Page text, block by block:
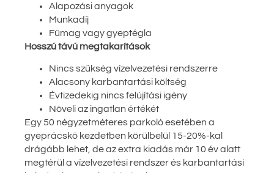
Alapozási anyagok
Munkadíj
Fűmag vagy gyeptégla
Hosszú távú megtakarítások
Nincs szükség vízelvezetési rendszerre
Alacsony karbantartási költség
Évtizedekig nincs felújítási igény
Növeli az ingatlan értékét
Egy 50 négyzetméteres parkoló esetében a
gyeprácskő kezdetben körülbelül 15-20%-kal
drágább lehet, de az extra kiadás már 10 év alatt
megtérül a vízelvezetési rendszer és karbantartási